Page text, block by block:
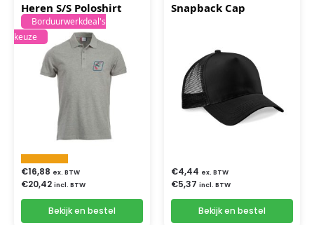
Heren S/S Poloshirt
Borduurwerkdeal's
keuze
€16,88 ex. BTW
€20,42 incl. BTW
Bekijk en bestel
Snapback Cap
€4,44 ex. BTW
€5,37 incl. BTW
Bekijk en bestel